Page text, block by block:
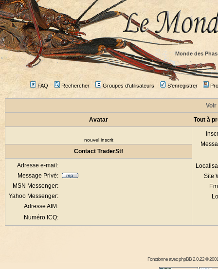
Monde des
FAQ Rechercher Groupes d'utilisateurs S'enregistrer
Voir
Avatar Tout à
nouvel inscrit
Site
Contact TraderStf
Adresse e-mail:
Message Privé:
MSN Messenger:
Yahoo Messenger:
Adresse AIM:
Numéro ICQ:
Fonctionne avecphpBB2.0.22 ©